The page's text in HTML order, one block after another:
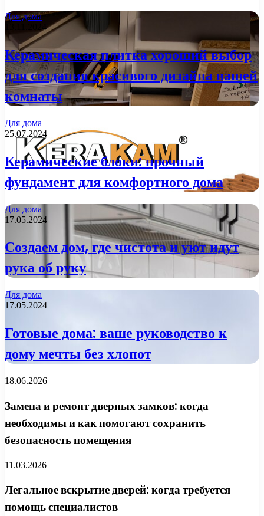
Для дома
13.11.2024
Керамическая плитка хороший выбор
для создания красивого дизайна вашей
комнаты
Для дома
25.07.2024
Керамические блоки: прочный
фундамент для комфортного дома
Для дома
17.05.2024
Создаем дом, где чистота и уют идут
рука об руку
Для дома
17.05.2024
Готовые дома: ваше руководство к
дому мечты без хлопот
18.06.2026
Замена и ремонт дверных замков: когда
необходимы и как помогают сохранить
безопасность помещения
11.03.2026
Легальное вскрытие дверей: когда требуется
помощь специалистов